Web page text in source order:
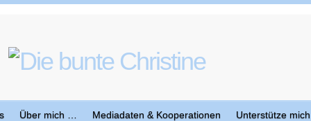
Über mich … Mediadaten & Kooperationen Unterstütze mich